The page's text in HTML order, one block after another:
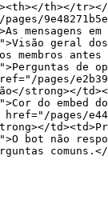
th></
membros
pages/
strong></
do
pages/
bot